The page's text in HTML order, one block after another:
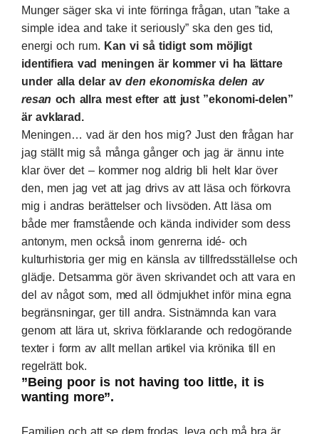
Munger säger ska vi inte förringa frågan, utan ”take a
simple idea and take it seriously” ska den ges tid,
energi och rum. Kan vi så tidigt som möjligt
identifiera vad meningen är kommer vi ha lättare
under alla delar avden ekonomiska delen av
resan och allra mest efter att just ”ekonomi-delen”
är avklarad.
Meningen… vad är den hos mig? Just den frågan har
jag ställt mig så många gånger och jag är ännu inte
klar över det – kommer nog aldrig bli helt klar över
den, men jag vet att jag drivs av att läsa och förkovra
mig i andras berättelser och livsöden. Att läsa om
både mer framstående och kända individer som dess
antonym, men också inom genrerna idé- och
kulturhistoria ger mig en känsla av tillfredsställelse och
glädje. Detsamma gör även skrivandet och att vara en
del av något som, med all ödmjukhet inför mina egna
begränsningar, ger till andra. Sistnämnda kan vara
genom att lära ut, skriva förklarande och redogörande
texter i form av allt mellan artikel via krönika till en
regelrätt bok.
”Being poor is not having too little, it is
wanting more”.
Familjen och att se dem frodas, leva och må bra är